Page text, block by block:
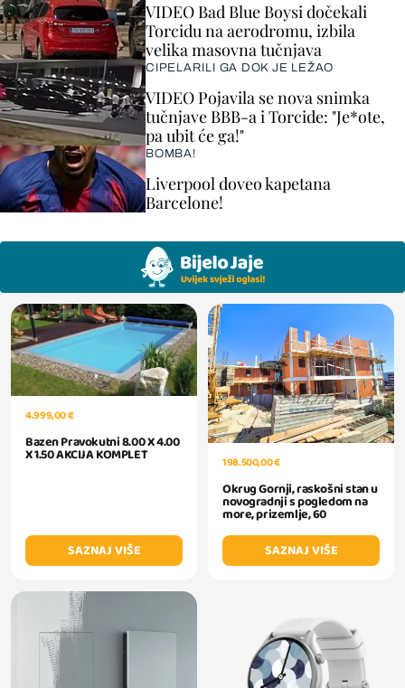
VIDEO Bad Blue Boysi dočekali
Torcidu na aerodromu, izbila
velika masovna tučnjava
CIPELARILI GA DOK JE LEŽAO
VIDEO Pojavila se nova snimka
tučnjave BBB-a i Torcide: "Je*ote,
pa ubit će ga!"
BOMBA!
Liverpool doveo kapetana
Barcelone!
4.999,00 €
Bazen Pravokutni 8.00 X 4.00
X 1.50 AKCIJA KOMPLET
SAZNAJ VIŠE
198.500,00 €
Okrug Gornji, raskošni stan u
novogradnji s pogledom na
more, prizemlje, 60
SAZNAJ VIŠE